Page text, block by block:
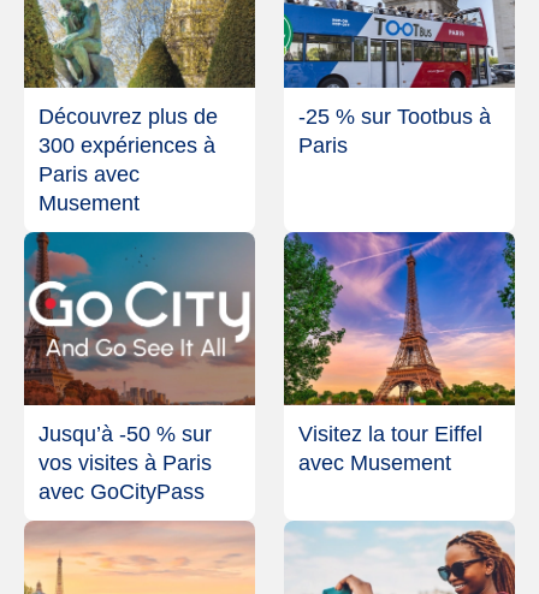
Découvrez plus de
300 expériences à
Paris avec
Musement
-25 % sur Tootbus à
Paris
Jusqu’à -50 % sur
vos visites à Paris
avec GoCityPass
Visitez la tour Eiffel
avec Musement